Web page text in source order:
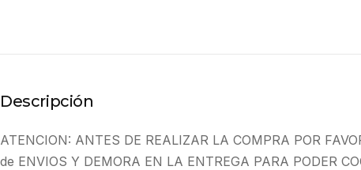
Descripción
ATENCION: ANTES DE REALIZAR LA COMPRA POR
de ENVIOS Y DEMORA EN LA ENTREGA PARA PODER